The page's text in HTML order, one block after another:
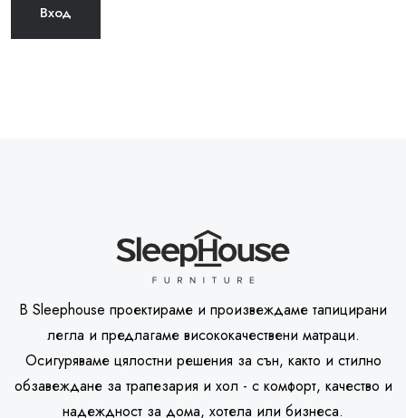
В Sleephouse проектираме и произвеждаме тапицирани
легла и предлагаме висококачествени матраци.
Осигуряваме цялостни решения за сън, както и стилно
обзавеждане за трапезария и хол - с комфорт, качество и
надеждност за дома, хотела или бизнеса.